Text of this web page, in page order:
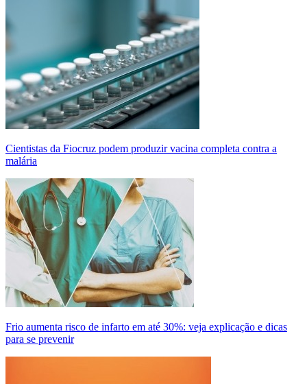
Cientistas da Fiocruz podem produzir vacina completa contra a
malária
Frio aumenta risco de infarto em até 30%: veja explicação e dicas
para se prevenir